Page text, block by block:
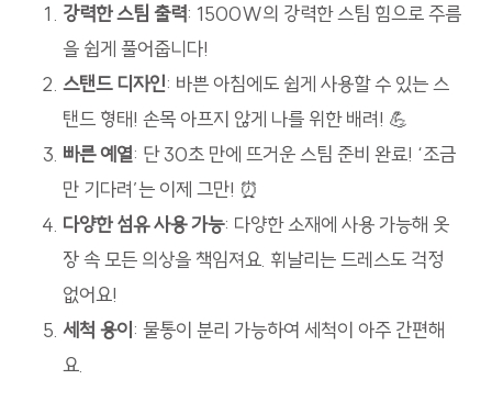
강력한 스팀 출력: 1500W의 강력한 스팀 힘으로 주름
을 쉽게 풀어줍니다!
스탠드 디자인: 바쁜 아침에도 쉽게 사용할 수 있는 스
탠드 형태! 손목 아프지 않게 나를 위한 배려! 💪
빠른 예열: 단 30초 만에 뜨거운 스팀 준비 완료! ‘조금
만 기다려’는 이제 그만! ⏰
다양한 섬유 사용 가능: 다양한 소재에 사용 가능해 옷
장 속 모든 의상을 책임져요. 휘날리는 드레스도 걱정
없어요!
세척 용이 : 물통이 분리 가능하여 세척이 아주 간편해
요.